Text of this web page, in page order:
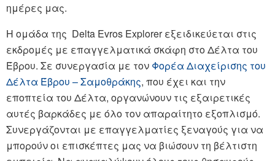
ημέρες μας.
Η ομάδα της Delta Evros Explorer εξειδικεύεται στις
εκδρομές με επαγγελματικά σκάφη στο Δέλτα του
Έβρου. Σε συνεργασία με τον Φορέα Διαχείρισης του
Δέλτα Έβρου – Σαμοθράκης, που έχει και την
εποπτεία του Δέλτα, οργανώνουν τις εξαιρετικές
αυτές βαρκάδες με όλο τον απαραίτητο εξοπλισμό.
Συνεργάζονται με επαγγελματίες ξεναγούς για να
μπορούν οι επισκέπτες μας να βιώσουν τη βέλτιστη